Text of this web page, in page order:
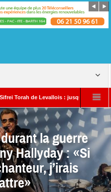
de Levallois : jusqu’à quand le
: « Si vous nous attaquez, notre
la guerre
Hallyday : «Si
j’irais